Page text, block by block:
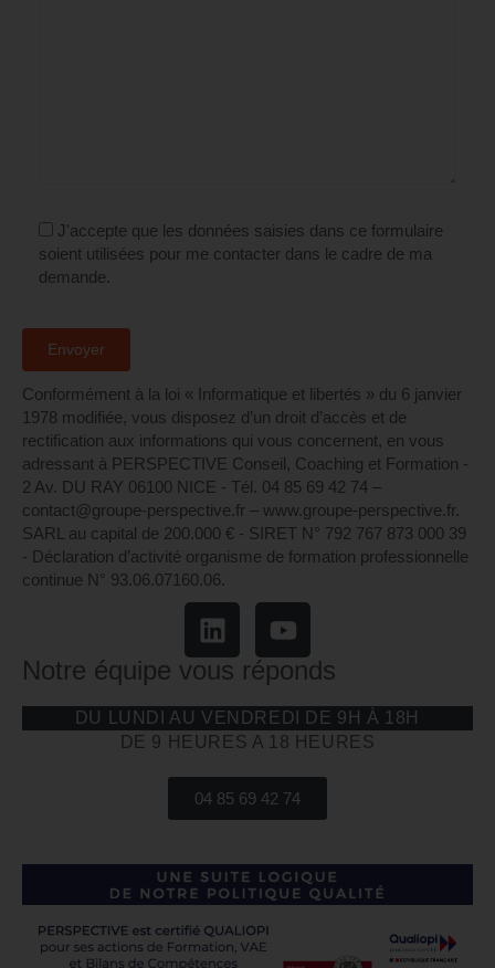
J'accepte que les données saisies dans ce formulaire
soient utilisées pour me contacter dans le cadre de ma
demande.
Conformément à la loi « Informatique et libertés » du 6 janvier
1978 modifiée, vous disposez d’un droit d’accès et de
rectification aux informations qui vous concernent, en vous
adressant à PERSPECTIVE Conseil, Coaching et Formation -
2 Av. DU RAY 06100 NICE - Tél. 04 85 69 42 74⁩ –
contact@groupe-perspective.fr – www.groupe-perspective.fr.
SARL au capital de 200.000 € - SIRET N° 792 767 873 000 39
- Déclaration d’activité organisme de formation professionnelle
continue N° 93.06.07160.06.
Notre équipe vous réponds
DU LUNDI AU VENDREDI DE 9H À 18H
DE 9 HEURES A 18 HEURES
04 85 69 42 74